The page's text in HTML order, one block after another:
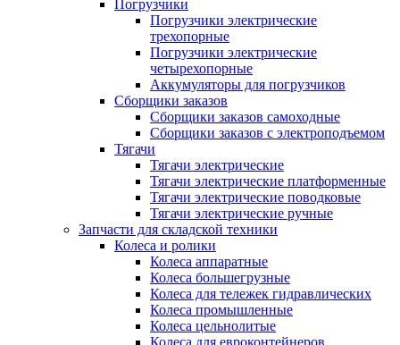
Погрузчики
Погрузчики электрические
трехопорные
Погрузчики электрические
четырехопорные
Аккумуляторы для погрузчиков
Сборщики заказов
Сборщики заказов самоходные
Сборщики заказов с электроподъемом
Тягачи
Тягачи электрические
Тягачи электрические платформенные
Тягачи электрические поводковые
Тягачи электрические ручные
Запчасти для складской техники
Колеса и ролики
Колеса аппаратные
Колеса большегрузные
Колеса для тележек гидравлических
Колеса промышленные
Колеса цельнолитые
Колеса для евроконтейнеров